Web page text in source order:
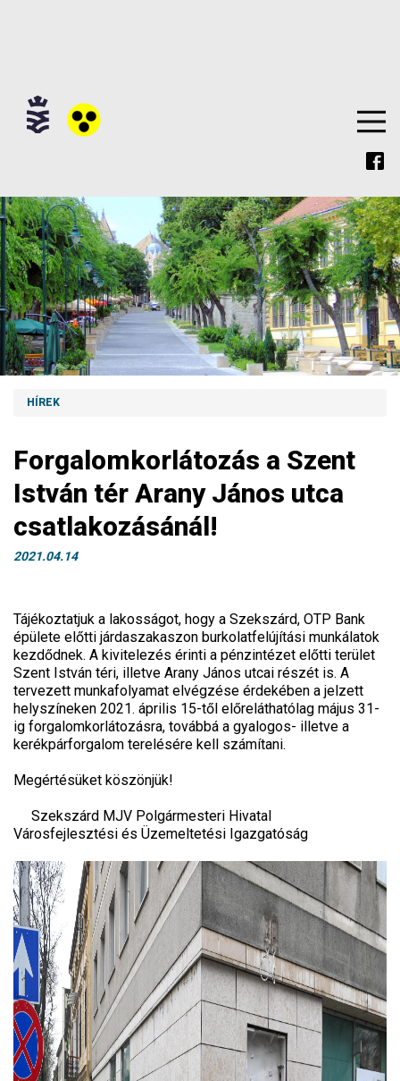
HÍREK
Forgalomkorlátozás a Szent
István tér Arany János utca
csatlakozásánál!
2021.04.14
Tájékoztatjuk a lakosságot, hogy a Szekszárd, OTP Bank
épülete előtti járdaszakaszon burkolatfelújítási munkálatok
kezdődnek. A kivitelezés érinti a pénzintézet előtti terület
Szent István téri, illetve Arany János utcai részét is. A
tervezett munkafolyamat elvégzése érdekében a jelzett
helyszíneken 2021. április 15-től előreláthatólag május 31-
ig forgalomkorlátozásra, továbbá a gyalogos- illetve a
kerékpárforgalom terelésére kell számítani.
Megértésüket köszönjük!
Szekszárd MJV Polgármesteri Hivatal
Városfejlesztési és Üzemeltetési Igazgatóság